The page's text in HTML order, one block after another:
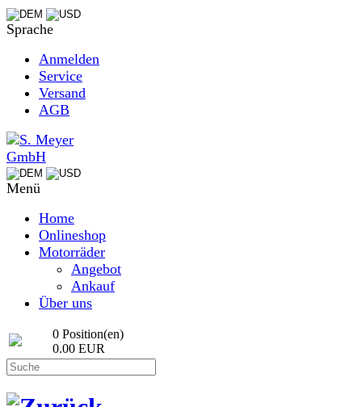
Sprache
Anmelden
Service
Versand
AGB
Menü
Home
Onlineshop
Motorräder
Angebot
Ankauf
Über uns
0 Position(en)
0.00 EUR